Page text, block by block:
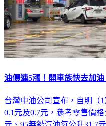
油價連5漲！開車族快去加
台灣中油公司宣布，自明（
0.1元及0.7元，參考零售價